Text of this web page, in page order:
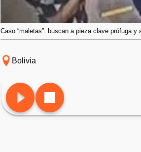
Caso “maletas”: buscan a pieza clave prófuga
Bolivia